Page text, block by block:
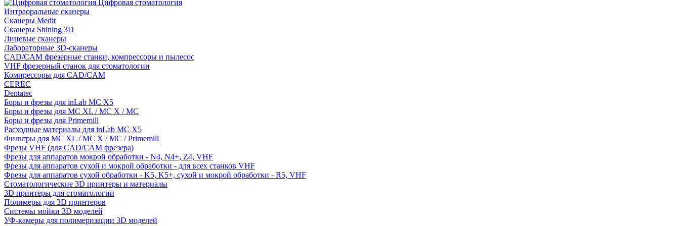
Цифровая стоматология
Интраоральные сканеры
Сканеры Medit
Сканеры Shining 3D
Лицевые сканеры
Лабораторные 3D-сканеры
CAD/CAM фрезерные станки, компрессоры и пылесос
VHF фрезерный станок для стоматологии
Компрессоры для CAD/CAM
CEREC
Dentatec
Боры и фрезы для inLab MC X5
Боры и фрезы для MC XL / MC X / MC
Боры и фрезы для Primemill
Расходные материалы для inLab MC X5
Фильтры для MC XL / MC X / MC / Primemill
Фрезы VHF (для CAD/CAM фрезера)
Фрезы для аппаратов мокрой обработки - N4, N4+, Z4, VHF
Фрезы для аппаратов сухой и мокрой обработки - для всех станков VHF
Фрезы для аппаратов сухой обработки - K5, K5+, сухой и мокрой обработки - R5, VHF
Стоматологические 3D принтеры и материалы
3D принтеры для стоматологии
Полимеры для 3D принтеров
Системы мойки 3D моделей
УФ-камеры для полимеризации 3D моделей